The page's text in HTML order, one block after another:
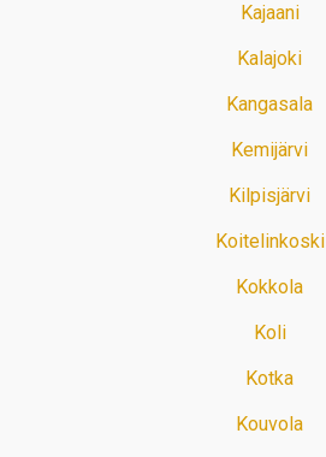
Kajaani
Kalajoki
Kangasala
Kemijärvi
Kilpisjärvi
Koitelinkoski
Kokkola
Koli
Kotka
Kouvola